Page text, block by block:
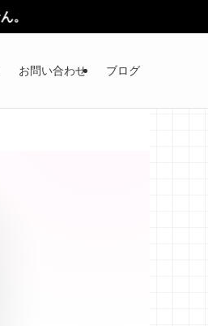
お問い合わせ ブログ